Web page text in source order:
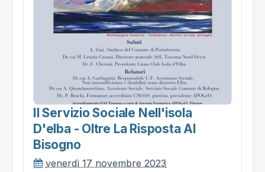
Il Servizio Sociale Nell'isola
D'elba - Oltre La Risposta Al
Bisogno
venerdì 17 novembre 2023